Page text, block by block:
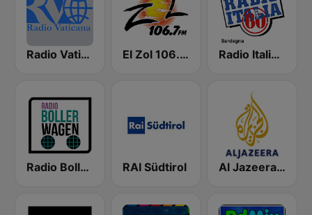
Radio Vaticana 1 93.3 El Zol 106.7 FM Radio Italia Anni 60 - Sardegna
Radio Bollerwagen RAI Südtirol Al Jazeera English (قناة الجزيرة)